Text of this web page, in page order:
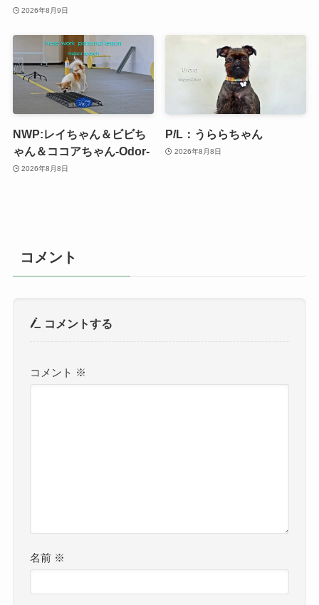
2026年8月9日
NWP:レイちゃん＆ビビち
ゃん＆ココアちゃん-Odor-
2026年8月8日
P/L：うららちゃん
2026年8月8日
コメント
コメントする
コメント ※
名前 ※